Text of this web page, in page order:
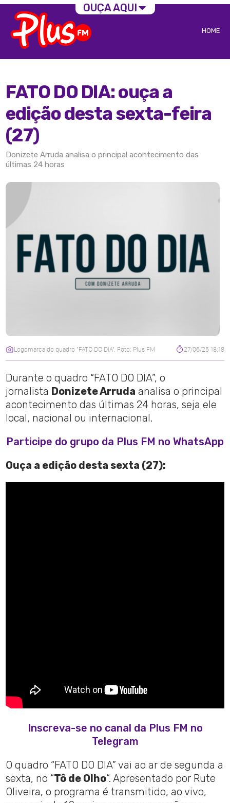
HOME
FATO DO DIA: ouça a
edição desta sexta-feira
(27)
Donizete Arruda analisa o principal acontecimento das
últimas 24 horas
Logomarca do quadro "FATO DO DIA". Foto: Plus FM 27/06/25 18:18
Durante o quadro “FATO DO DIA”, o
jornalista Donizete Arruda analisa o principal
acontecimento das últimas 24 horas, seja ele
local, nacional ou internacional.
Participe do grupo da Plus FM no WhatsApp
Ouça a edição desta sexta (27):
Inscreva-se no canal da Plus FM no
Telegram
O quadro “FATO DO DIA” vai ao ar de segunda a
sexta, no “Tô de Olho“. Apresentado por Rute
Oliveira, o programa é transmitido, ao vivo,
OUÇA AQUI